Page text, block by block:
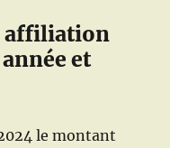
affiliation
et
le montant